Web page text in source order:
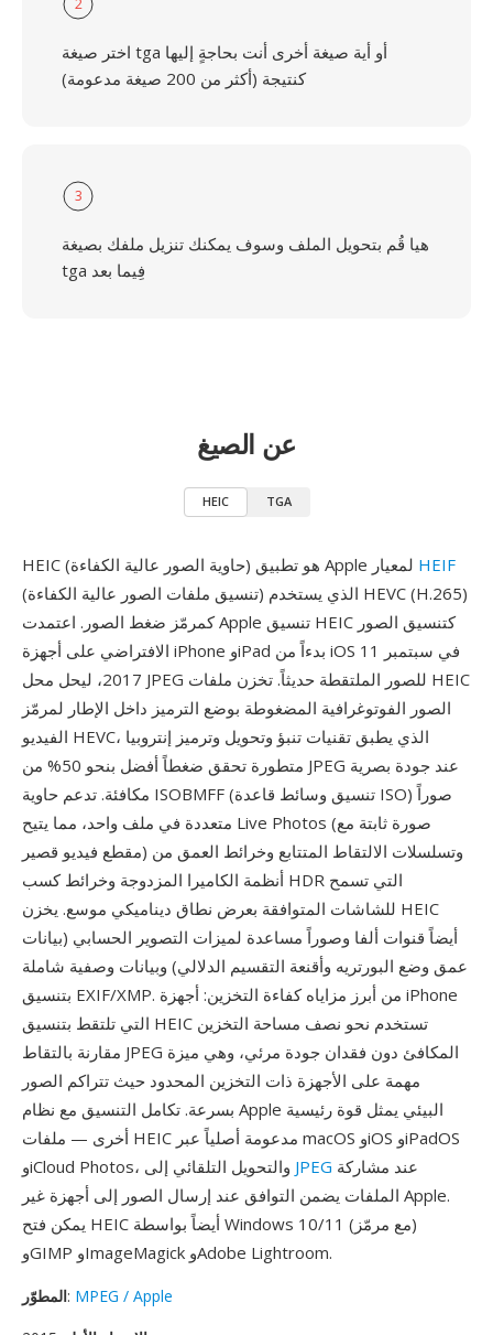
2
اختر صيغة tga أو أية صيغة أخرى أنت بحاجةٍ إليها
كنتيجة (أكثر من 200 صيغة مدعومة)
3
هيا قُم بتحويل الملف وسوف يمكنك تنزيل ملفك بصيغة
tga فِيما بعد
عن الصيغ
HEIC TGA
HEIF
(تنسيق ملفات الصور عالية الكفاءة) الذي يستخدم HEVC (H.265)
كمرمّز ضغط الصور. اعتمدت Apple تنسيق HEIC كتنسيق الصور
الافتراضي على أجهزة iPhone وiPad بدءاً من iOS 11 في سبتمبر
2017، ليحل محل JPEG للصور الملتقطة حديثاً. تخزن ملفات HEIC
الصور الفوتوغرافية المضغوطة بوضع الترميز داخل الإطار لمرمّز
الفيديو HEVC، الذي يطبق تقنيات تنبؤ وتحويل وترميز إنتروبيا
متطورة تحقق ضغطاً أفضل بنحو 50% من JPEG عند جودة بصرية
مكافئة. تدعم حاوية ISOBMFF (تنسيق وسائط قاعدة ISO) صوراً
متعددة في ملف واحد، مما يتيح Live Photos (صورة ثابتة مع
مقطع فيديو قصير) وتسلسلات الالتقاط المتتابع وخرائط العمق من
أنظمة الكاميرا المزدوجة وخرائط كسب HDR التي تسمح
للشاشات المتوافقة بعرض نطاق ديناميكي موسع. يخزن HEIC
أيضاً قنوات ألفا وصوراً مساعدة لميزات التصوير الحسابي (بيانات
عمق وضع البورتريه وأقنعة التقسيم الدلالي) وبيانات وصفية شاملة
بتنسيق EXIF/XMP. من أبرز مزاياه كفاءة التخزين: أجهزة iPhone
التي تلتقط بتنسيق HEIC تستخدم نحو نصف مساحة التخزين
مقارنة بالتقاط JPEG المكافئ دون فقدان جودة مرئي، وهي ميزة
مهمة على الأجهزة ذات التخزين المحدود حيث تتراكم الصور
بسرعة. تكامل التنسيق مع نظام Apple البيئي يمثل قوة رئيسية
أخرى — ملفات HEIC مدعومة أصلياً عبر macOS وiOS وiPadOS
JPEG
الملفات يضمن التوافق عند إرسال الصور إلى أجهزة غير Apple.
يمكن فتح HEIC أيضاً بواسطة Windows 10/11 (مع مرمّز)
وGIMP وImageMagick وAdobe Lightroom.
المطوّر: MPEG / Apple